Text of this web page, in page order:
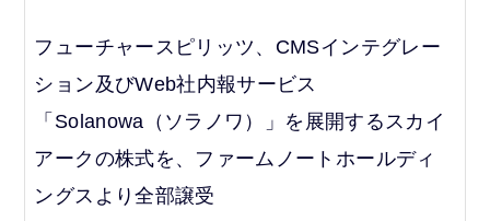
フューチャースピリッツ、CMSインテグレー
ション及びWeb社内報サービス
「Solanowa（ソラノワ）」を展開するスカイ
アークの株式を、ファームノートホールディ
ングスより全部譲受